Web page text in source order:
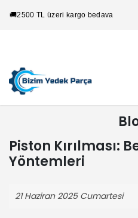
🚚2500 TL üzeri kargo bedava
Piston Kırılması:
Yöntemleri
21 Haziran 2025 Cumartesi